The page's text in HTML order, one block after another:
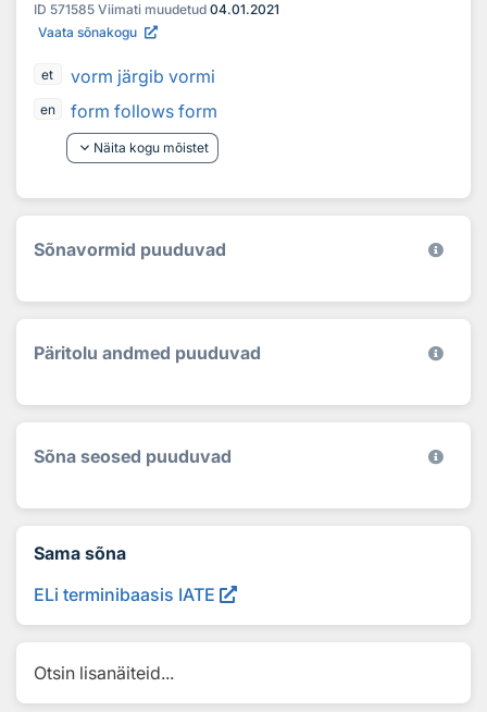
ID 571585 Viimati muudetud 04.01.2021
Vaata sõnakogu
et vorm järgib vormi
en
form follows form
keyboard_arrow_down Näita kogu mõistet
Sõnavormid puuduvad
Päritolu andmed puuduvad
Sõna seosed puuduvad
Sama sõna
ELi terminibaasis IATE
Otsin lisanäiteid...